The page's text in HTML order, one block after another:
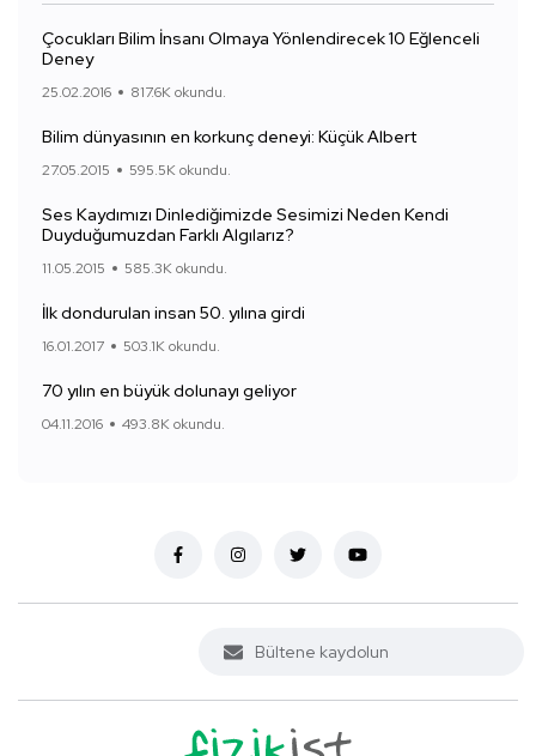
Çocukları Bilim İnsanı Olmaya Yönlendirecek 10 Eğlenceli
Deney
25.02.2016 817.6K okundu.
Bilim dünyasının en korkunç deneyi: Küçük Albert
27.05.2015 595.5K okundu.
Ses Kaydımızı Dinlediğimizde Sesimizi Neden Kendi
Duyduğumuzdan Farklı Algılarız?
11.05.2015 585.3K okundu.
İlk dondurulan insan 50. yılına girdi
16.01.2017 503.1K okundu.
70 yılın en büyük dolunayı geliyor
04.11.2016 493.8K okundu.